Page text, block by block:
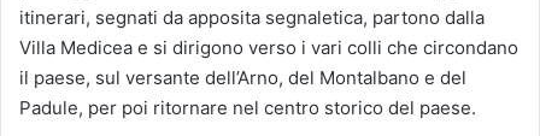
itinerari, segnati da apposita segnaletica, partono dalla
Villa Medicea e si dirigono verso i vari colli che circondano
il paese, sul versante dell’Arno, del Montalbano e del
Padule, per poi ritornare nel centro storico del paese.